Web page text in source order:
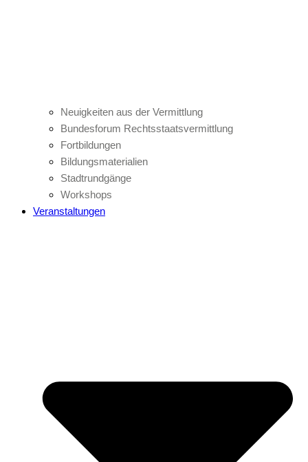
Neuigkeiten aus der Vermittlung
Bundesforum Rechtsstaatsvermittlung
Fortbildungen
Bildungsmaterialien
Stadtrundgänge
Workshops
Veranstaltungen